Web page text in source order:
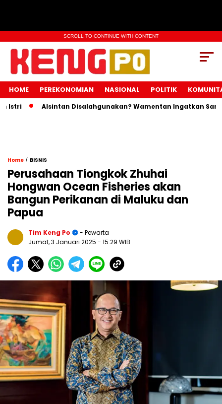
SCROLL TO CONTINUE WITH CONTENT
HOME PEREKONOMIAN NASIONAL POLITIK
Alsintan Disalahgunakan? Wamentan Ingatkan Sanksi
Home / BISNIS
Perusahaan Tiongkok Zhuhai
Hongwan Ocean Fisheries akan
Bangun Perikanan di Maluku dan
Papua
Tim Keng Po
- Pewarta
Jumat, 3 Januari 2025 - 15:29 WIB